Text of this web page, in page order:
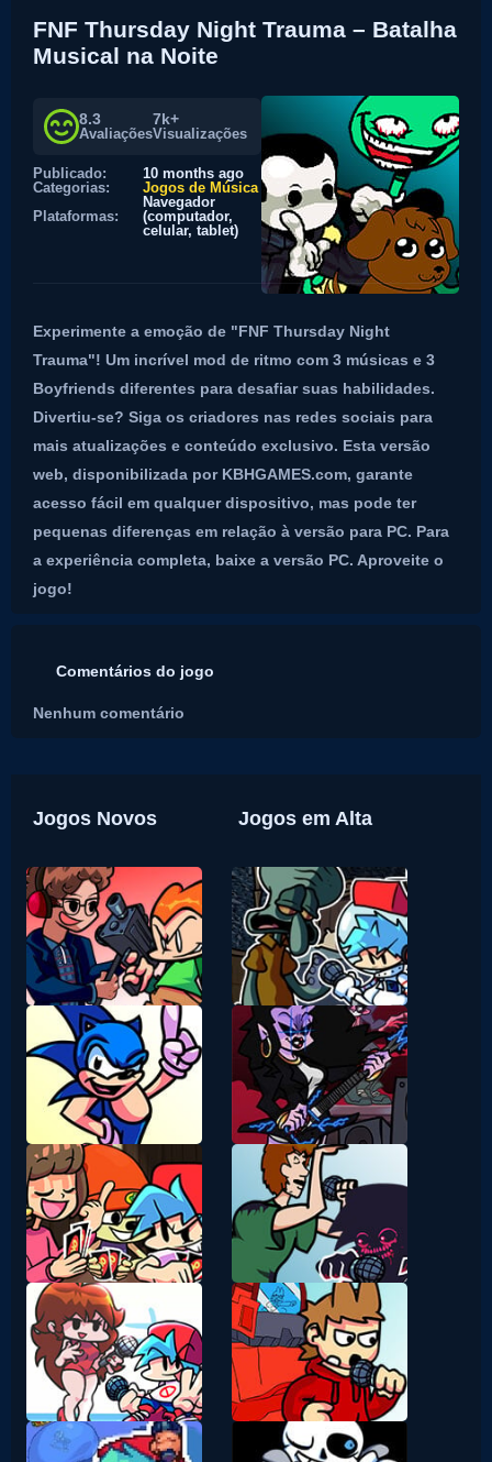
FNF Thursday Night Trauma – Batalha
Musical na Noite
8.3
Avaliações
7k+
Visualizações
Publicado:
10 months ago
Categorias:
Jogos de Música
Plataformas:
Navegador
(computador,
celular, tablet)
Experimente a emoção de "FNF Thursday Night
Trauma"! Um incrível mod de ritmo com 3 músicas e 3
Boyfriends diferentes para desafiar suas habilidades.
Divertiu-se? Siga os criadores nas redes sociais para
mais atualizações e conteúdo exclusivo. Esta versão
web, disponibilizada por KBHGAMES.com, garante
acesso fácil em qualquer dispositivo, mas pode ter
pequenas diferenças em relação à versão para PC. Para
a experiência completa, baixe a versão PC. Aproveite o
jogo!
Comentários do jogo
Nenhum comentário
Jogos Novos Jogos em Alta